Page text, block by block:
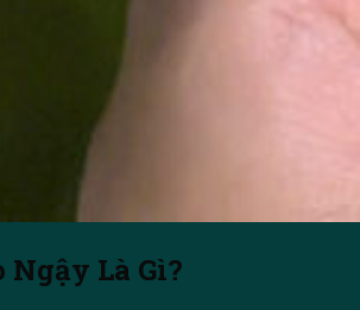
Ngậy Là Gì?